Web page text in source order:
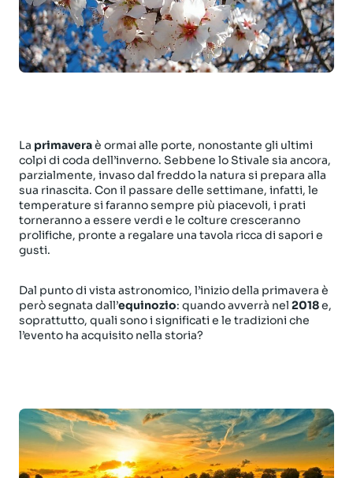
La primaveraè ormai alle porte, nonostante gli ultimi
colpi di coda dell’inverno. Sebbene lo Stivale sia ancora,
parzialmente, invaso dal freddo la natura si prepara alla
sua rinascita. Con il passare delle settimane, infatti, le
temperature si faranno sempre più piacevoli, i prati
torneranno a essere verdi e le colture cresceranno
prolifiche, pronte a regalare una tavola ricca di sapori e
gusti.
Dal punto di vista astronomico, l’inizio della primavera è
però segnata dall’equinozio: quando avverrà nel 2018e,
soprattutto, quali sono i significati e le tradizioni che
l’evento ha acquisito nella storia?